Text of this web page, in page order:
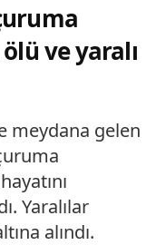
ve yaralı
meydana gelen
Yaralılar
alındı.